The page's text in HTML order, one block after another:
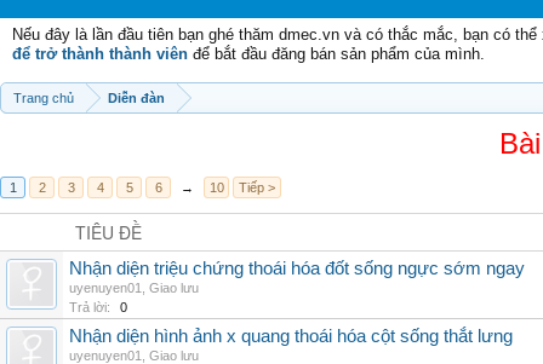
Nếu đây là lần đầu tiên bạn ghé thăm dmec.vn và có thắc mắc, bạn có
để trở thành thành viên để bắt đầu đăng bán sản phẩm của mình.
Trang chủ Diễn đàn
1 2 3 4 5 6 → 10 Tiếp >
TIÊU ĐỀ
Nhận diện triệu chứng thoái hóa đốt sống ngực sớm ngay
uyenuyen01
Giao lưu
Trả lời:
0
Nhận diện hình ảnh x quang thoái hóa cột sống thắt lưng
uyenuyen01
Giao lưu